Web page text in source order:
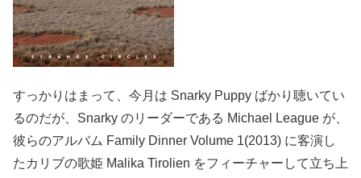
すっかりはまって、今月は Snarky Puppy ばかり聴いてい
るのだが、Snarky のリーダーである Michael League が、
彼らのアルバム Family Dinner Volume 1(2013) に客演し
たカリブの歌姫 Malika Tirolien をフィーチャーして立ち上